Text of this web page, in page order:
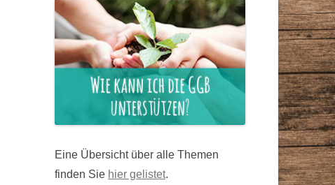
Eine Übersicht über alle Themen
finden Sie hier gelistet.